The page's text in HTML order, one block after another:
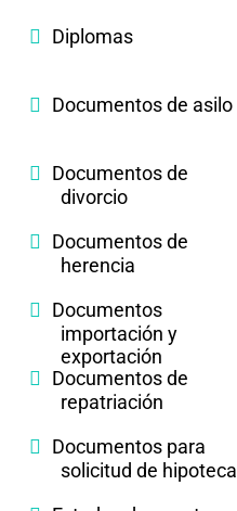
Diplomas
Documentos de asilo
Documentos de
divorcio
Documentos de
herencia
Documentos
importación y
exportación
Documentos de
repatriación
Documentos para
solicitud de hipoteca